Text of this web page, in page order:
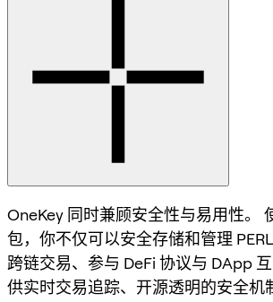
OneKey 同时兼顾安全性与易用性。
包，你不仅可以安全存储和管理
跨链交易、参与 DeFi 协议与 DApp
供实时交易追踪、开源透明的安全机